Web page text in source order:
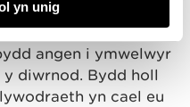
yn unig
gerdded dywysedig
Caron. Bydd y daith
angen i ymwelwyr
diwrnod. Bydd holl
yn cael eu